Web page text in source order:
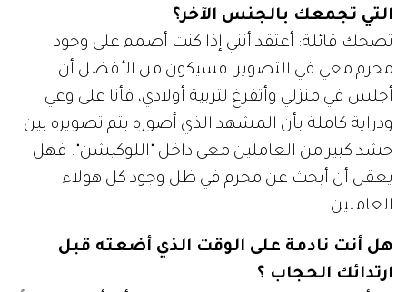
التي تجمعك بالجنس الآخر؟
تضحك قائلة: أعتقد أنني إذا كنت أصمم على وجود
محرم معي في التصوير، فسيكون من الأفضل أن
أجلس في منزلي وأتفرغ لتربية أولادي، فأنا على وعي
ودراية كاملة بأن المشهد الذي أصوره يتم تصويره بين
حشد كبير من العاملين معي داخل "اللوكيشن". فهل
يعقل أن أبحث عن محرم في ظل وجود كل هولاء
العاملين.
هل أنت نادمة على الوقت الذي أضعته قبل
ارتدائك الحجاب ؟